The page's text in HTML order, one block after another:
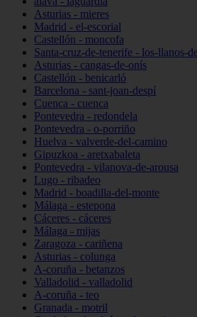
Asturias - mieres
Madrid - el-escorial
Castellón - moncofa
Santa-cruz-de-tenerife - los-llanos-
Asturias - cangas-de-onís
Castellón - benicarló
Barcelona - sant-joan-despí
Cuenca - cuenca
Pontevedra - redondela
Pontevedra - o-porriño
Huelva - valverde-del-camino
Gipuzkoa - aretxabaleta
Pontevedra - vilanova-de-arousa
Lugo - ribadeo
Madrid - boadilla-del-monte
Málaga - estepona
Cáceres - cáceres
Málaga - mijas
Zaragoza - cariñena
Asturias - colunga
A-coruña - betanzos
Valladolid - valladolid
A-coruña - teo
Granada - motril